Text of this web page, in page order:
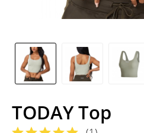
TODAY Top